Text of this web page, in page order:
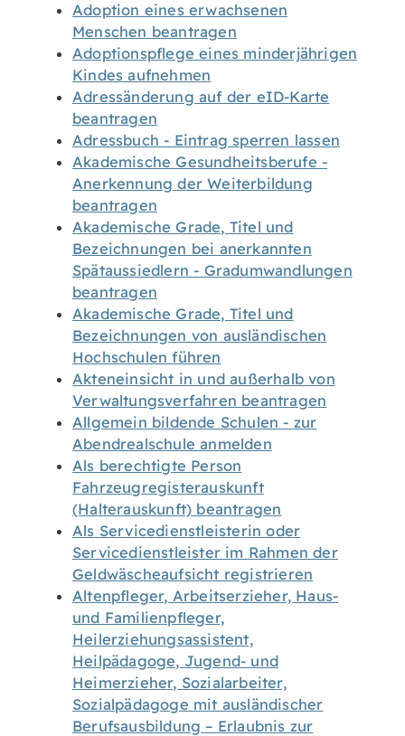
Adoption eines erwachsenen
Menschen beantragen
Adoptionspflege eines minderjährigen
Kindes aufnehmen
Adressänderung auf der eID-Karte
beantragen
Adressbuch - Eintrag sperren lassen
Akademische Gesundheitsberufe -
Anerkennung der Weiterbildung
beantragen
Akademische Grade, Titel und
Bezeichnungen bei anerkannten
Spätaussiedlern - Gradumwandlungen
beantragen
Akademische Grade, Titel und
Bezeichnungen von ausländischen
Hochschulen führen
Akteneinsicht in und außerhalb von
Verwaltungsverfahren beantragen
Allgemein bildende Schulen - zur
Abendrealschule anmelden
Als berechtigte Person
Fahrzeugregisterauskunft
(Halterauskunft) beantragen
Als Servicedienstleisterin oder
Servicedienstleister im Rahmen der
Geldwäscheaufsicht registrieren
Altenpfleger, Arbeitserzieher, Haus-
und Familienpfleger,
Heilerziehungsassistent,
Heilpädagoge, Jugend- und
Heimerzieher, Sozialarbeiter,
Sozialpädagoge mit ausländischer
Berufsausbildung – Erlaubnis zur